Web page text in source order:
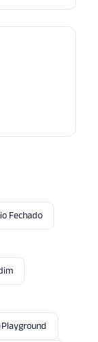
Fechado
Playground